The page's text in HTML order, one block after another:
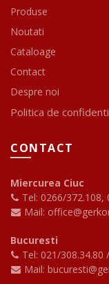
Produse
Noutati
Cataloage
Contact
Despre noi
Politica de
CONTACT
Miercurea Ciuc
Tel: 0266/372.108,
Mail:
Bucuresti
Tel: 021/308.34.80 /
Mail: